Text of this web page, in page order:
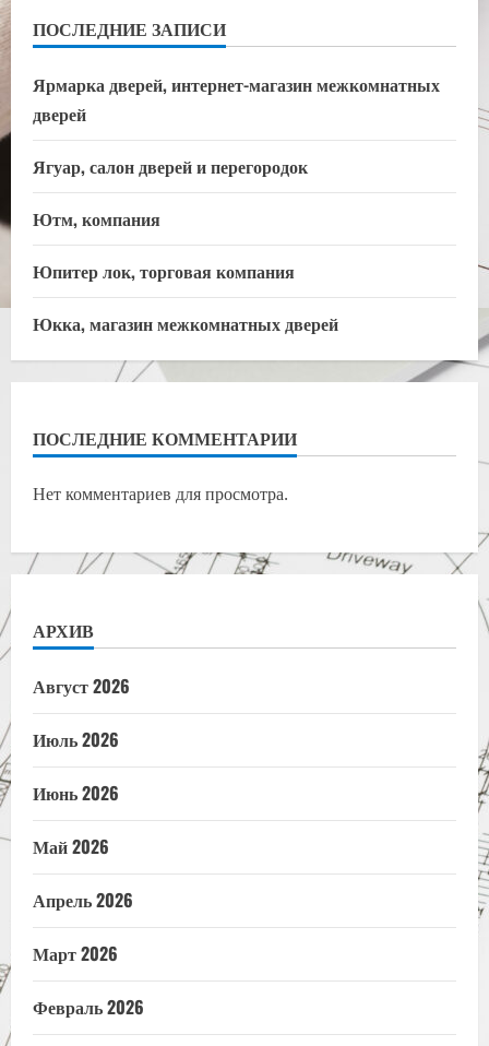
ПОСЛЕДНИЕ ЗАПИСИ
Ярмарка дверей, интернет-магазин межкомнатных
дверей
Ягуар, салон дверей и перегородок
Ютм, компания
Юпитер лок, торговая компания
Юкка, магазин межкомнатных дверей
ПОСЛЕДНИЕ КОММЕНТАРИИ
Нет комментариев для просмотра.
АРХИВ
Август 2026
Июль 2026
Июнь 2026
Май 2026
Апрель 2026
Март 2026
Февраль 2026